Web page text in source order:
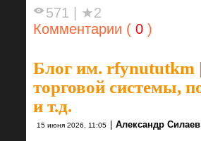
571
★2
Комментарии ( 0 )
Блог им. rfynututkm
торговой системы,
и т.д.
15 июня 2026, 11:05 Александр Силаев